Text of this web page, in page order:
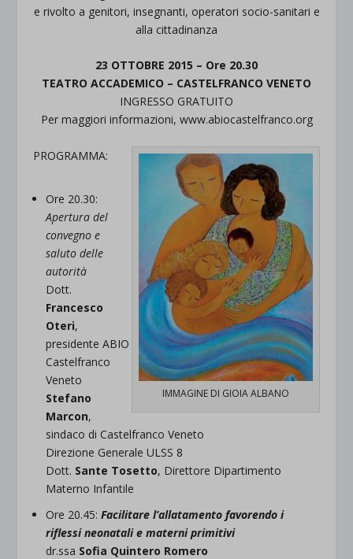
e rivolto a genitori, insegnanti, operatori socio-sanitari e
alla cittadinanza
23 OTTOBRE 2015 – Ore 20.30
TEATRO ACCADEMICO – CASTELFRANCO VENETO
INGRESSO GRATUITO
Per maggiori informazioni, www.abiocastelfranco.org
IMMAGINE DI GIOIA ALBANO
PROGRAMMA:
Ore 20.30:
Apertura del
convegno e
saluto delle
autorità
Dott.
Francesco
Oteri,
presidente ABIO
Castelfranco
Veneto
Stefano
Marcon,
sindaco di Castelfranco Veneto
Direzione Generale ULSS 8
Dott. Sante Tosetto, Direttore Dipartimento
Materno Infantile
Ore 20.45:Facilitare l’allatamento favorendo i
riflessi neonatali e materni primitivi
dr.ssa Sofia Quintero Romero